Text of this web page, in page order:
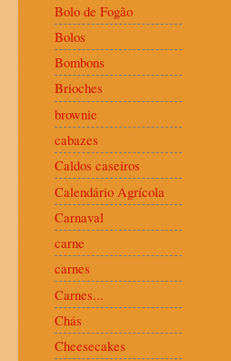
Bolo de Fogão
Bolos
Bombons
Brioches
brownie
cabazes
Caldos caseiros
Calendário Agrícola
Carnaval
carne
carnes
Carnes...
Chás
Cheesecakes